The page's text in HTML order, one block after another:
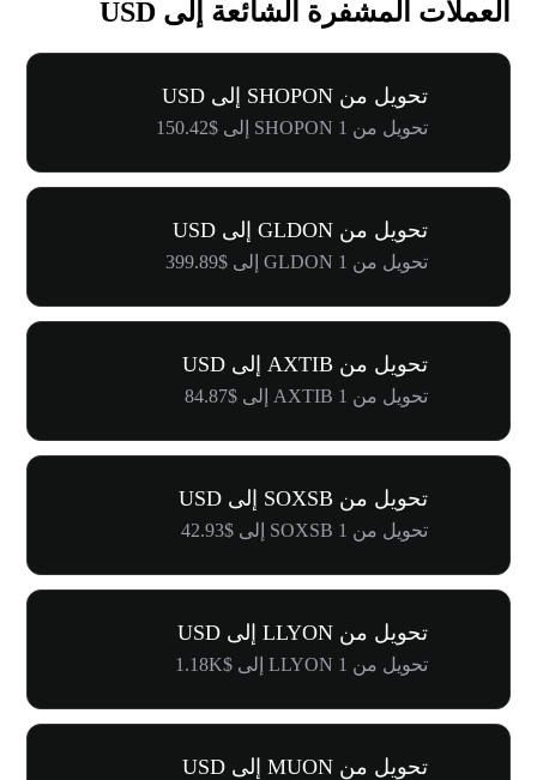
العملات المشفرة الشائعة إلى USD
تحويل من SHOPON إلى USD
تحويل من 1 SHOPON إلى $150.42
تحويل من GLDON إلى USD
تحويل من 1 GLDON إلى $399.89
تحويل من AXTIB إلى USD
تحويل من 1 AXTIB إلى $84.87
تحويل من SOXSB إلى USD
تحويل من 1 SOXSB إلى $42.93
تحويل من LLYON إلى USD
تحويل من 1 LLYON إلى $1.18K
تحويل من MUON إلى USD